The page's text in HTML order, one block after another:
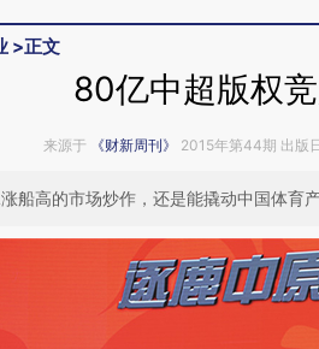
>正文
80亿中超版权
来源于 《财新周刊》 2015年第44期 出版
船高的市场炒作，还是能撬动中国体育